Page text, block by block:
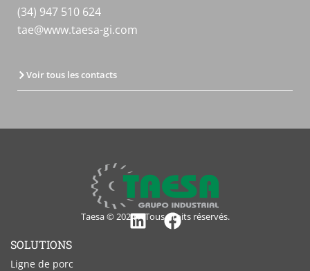
(34) 947 510 624
tae@www.taesa-gi.com
Voir tous les contacts
Taesa © 2024 – Tous droits réservés.
SOLUTIONS
Ligne de porc